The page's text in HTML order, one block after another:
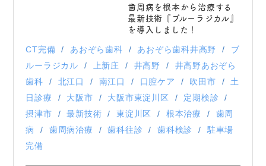
歯周病を根本から治療する
最新技術『ブルーラジカル』
を導入しました！
CT完備 あおぞら歯科 あおぞら歯科井高野
ブ
ルーラジカル
上新庄 井高野
井高野あおぞら
歯科
北江口 南江口 口腔ケア 吹田市
土
日診療
大阪市 大阪市東淀川区
定期検診
摂津市
最新技術 東淀川区 根本治療
歯周
病
歯周病治療 歯科往診 歯科検診
駐車場
完備